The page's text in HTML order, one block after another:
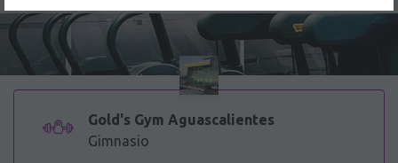
Gold's Gym Aguascalientes
Gimnasio